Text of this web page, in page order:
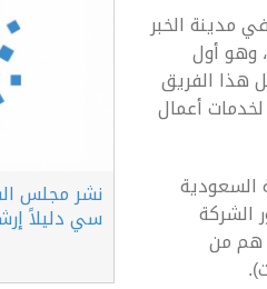
في مدينة الخبر
، وهو أول
هذا الفريق
لخدمات أعمال
السعودية
الشركة
فإن 42% من موظفيها هم من
نشر مجلس
سي دليلاً